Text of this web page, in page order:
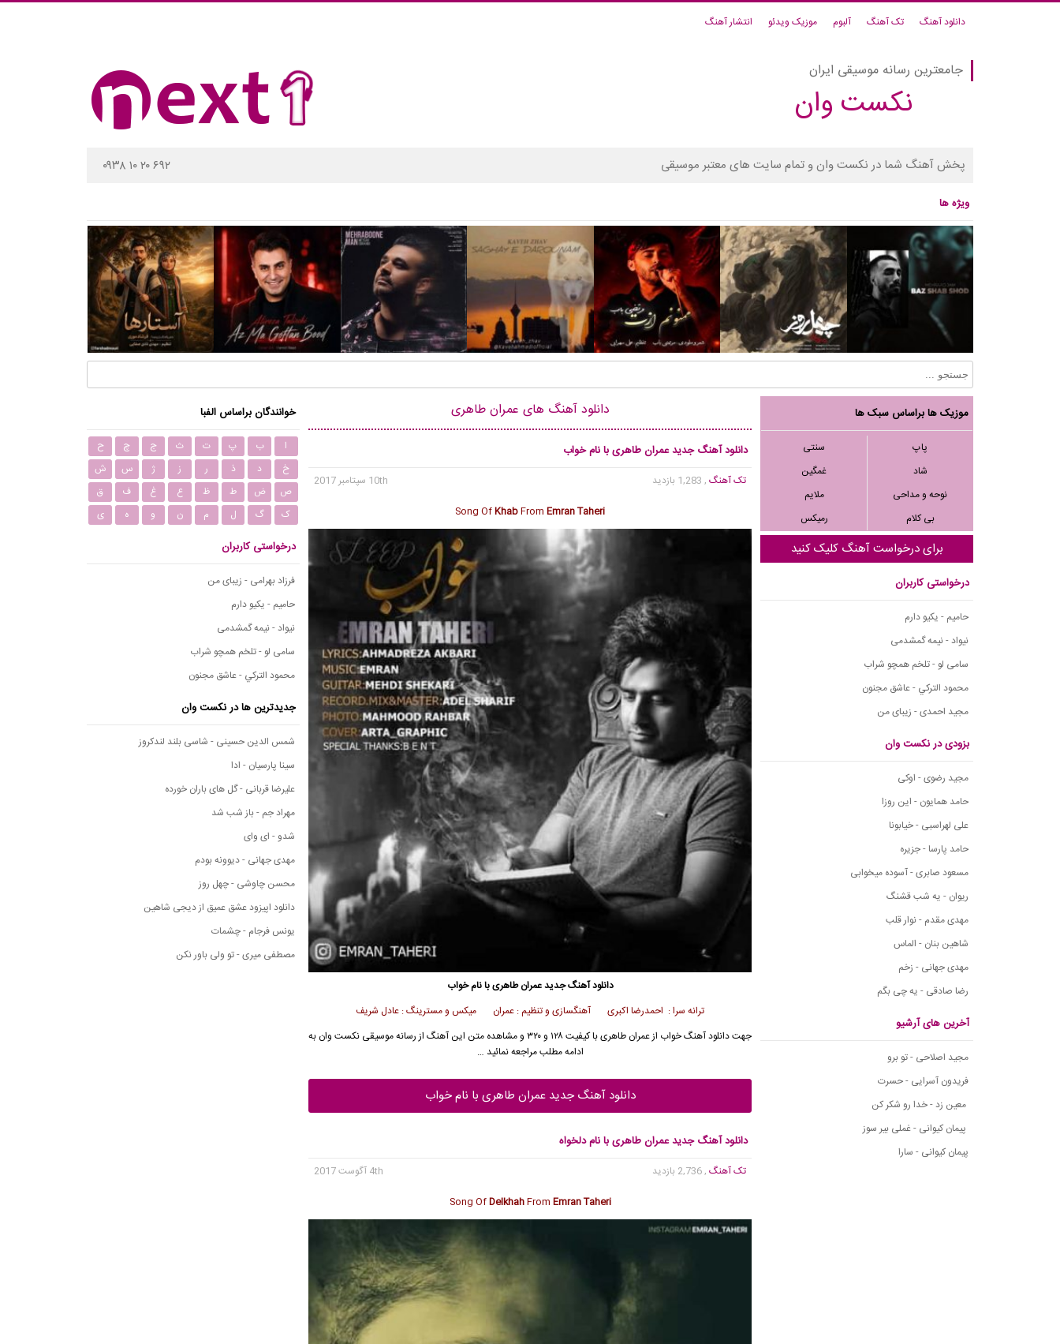
دانلود آهنگ تک آهنگ آلبوم موزیک ویدئو انتشار آهنگ
جامعترین رسانه موسیقی ایران
نکست وان
پخش آهنگ شما در نکست وان و تمام سایت های معتبر موسیقی ۰۹۳۸ ۱۰ ۲۰ ۶۹۲
ویژه ها
موزیک ها براساس سبک ها
پاپ
سنتی
شاد
غمگین
نوحه و مداحی
ملایم
بی کلام
رمیکس
برای درخواست آهنگ کلیک کنید
درخواستی کاربران
حامیم - یکیو دارم
نیواد - نیمه گمشدمی
سامی لو - تلخم همچو شراب
محمود التركي - عاشق مجنون
مجید احمدی - زیبای من
بزودی در نکست وان
مجید رضوی - اوکی
حامد همایون - این روزا
علی لهراسبی - خیابونا
حامد پارسا - جزیره
مسعود صابری - آسوده میخوابی
ریوان - یه شب قشنگ
مهدی مقدم - نوار قلب
شاهین بنان - الماس
مهدی جهانی - زخم
رضا صادقی - یه چی بگم
آخرین های آرشیو
مجید اصلاحی - تو برو
فریدون آسرایی - حسرت
معین زد - خدا رو شکر کن
پیمان کیوانی - غملی بیر سوز
پیمان کیوانی - سارا
دانلود آهنگ های عمران طاهری
دانلود آهنگ جدید عمران طاهری با نام خواب
تک آهنگ, 1,283 بازدید
10th سپتامبر 2017
Song OfKhabFromEmran Taheri
دانلود آهنگ جدیدعمران طاهریبا نام خواب
ترانه سرا : احمدرضا اکبری آهنگسازی و تنظیم : عمران میکس و مسترینگ : عادل شریف
جهت دانلود آهنگ خواب ازعمران طاهری
با کیفیت ۱۲۸ و ۳۲۰ و مشاهده متن این آهنگ از رسانه موسیقی نکست وان به
ادامه مطلب مراجعه نمائید …
دانلود آهنگ جدید عمران طاهری با نام خواب
دانلود آهنگ جدید عمران طاهری با نام دلخواه
تک آهنگ, 2,736 بازدید
4th آگوست 2017
Song OfDelkhahFrom Emran Taheri
خوانندگان براساس الفبا
ا ب پ ت ث ج چ
ح
خ
د ذ ر ز ژ س
ش
ص
ض ط ظ ع غ ف
ق
ک
گ ل م ن و ه ی
درخواستی کاربران
فرزاد بهرامی - زیبای من
حامیم - یکیو دارم
نیواد - نیمه گمشدمی
سامی لو - تلخم همچو شراب
محمود التركي - عاشق مجنون
جدیدترین ها در نکست وان
شمس الدین حسینی - شاسی بلند لندکروز
سینا پارسیان - ادا
علیرضا قربانی - گل های باران خورده
مهراد جم - باز شب شد
شدو - ای وای
مهدی جهانی - دیوونه بودم
محسن چاوشی - چهل روز
دانلود اپیزود عشق عمیق از دیجی شاهین
یونس فرجام - چشمات
مصطفی میری - تو ولی باور نکن